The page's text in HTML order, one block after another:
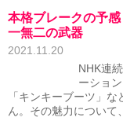
本格ブレークの予
一無二の武器
2021.11.20
NHK連
ーショ
「キンキーブーツ」
ん。その魅力について